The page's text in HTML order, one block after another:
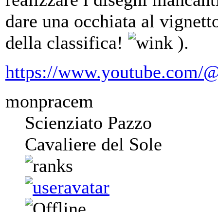
dare una occhiata al
della classifica!
).
https://www.youtube.com/
monpracem
Scienziato Pazzo
Cavaliere del Sole